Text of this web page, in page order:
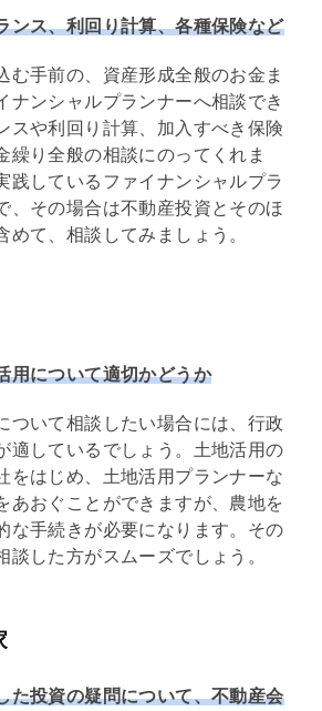
ンス、利回り計算、各種保険など
む手前の、資産形成全般のお金ま
ナンシャルプランナーへ相談でき
スや利回り 計算、加入すべき保険
繰り全般の相談にのってくれま
践しているファイナンシャルプラ
、その場合は不動産投資とそのほ
めて、相談してみましょう。
用について適切かどうか
ついて相談したい場合には、行政
適しているでしょう。土地活用の
をはじめ、土地活用プランナーな
あおぐことができますが、農地を
な手続きが必要になります。その
談した方がスムーズでしょう。
た投資の疑問について、不動産会